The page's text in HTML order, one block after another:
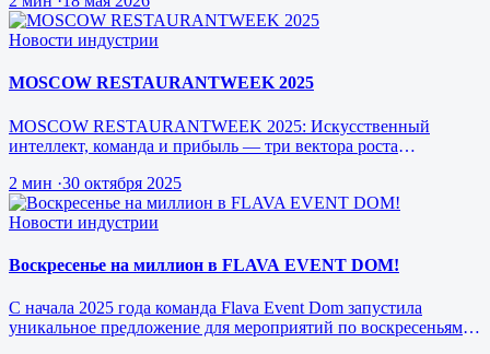
Новости индустрии
MOSCOW RESTAURANTWEEK 2025
MOSCOW RESTAURANTWEEK 2025: Искусственный
интеллект, команда и прибыль — три вектора роста
2 мин ·30 октября 2025
Новости индустрии
Воскресенье на миллион в FLAVA EVENT DOM!
С начала 2025 года команда Flava Event Dom запустила
уникальное предложение для мероприятий по воскресеньям за